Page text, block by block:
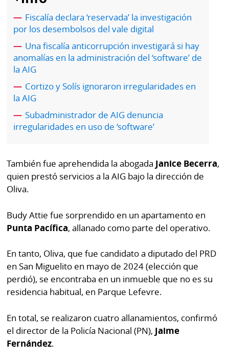
digital
LuctuosasBuenas
prácticas
OTROS
SITIOS
Metro
por
Tienda
Panamá
Tiquetes
KM
Corprensa
Mi
Ellas
Club
Busca
Hoy
por
Hoy
⌾
Sábado
Picante
⌾
⌾
Tal
Cual
Sabrina
Sin
Fiscalía declara ‘reservada’ la investigación
por los desembolsos del vale digital
Una fiscalía anticorrupción investigará si hay
anomalías en la administración del ‘software’ de
la AIG
Cortizo y Solís ignoraron irregularidades en
la AIG
Subadministrador de AIG denuncia
irregularidades en uso de ‘software’
También fue aprehendida la abogada Janice Becerra,
quien prestó servicios a la AIG bajo la dirección de
Oliva.
Budy Attie fue sorprendido en un apartamento en
Punta Pacífica, allanado como parte del operativo.
En tanto, Oliva, que fue candidato a diputado del PRD
en San Miguelito en mayo de 2024 (elección que
perdió), se encontraba en un inmueble que no es su
residencia habitual, en Parque Lefevre.
En total, se realizaron cuatro allanamientos, confirmó
el director de la Policía Nacional (PN), Jaime
Fernández.